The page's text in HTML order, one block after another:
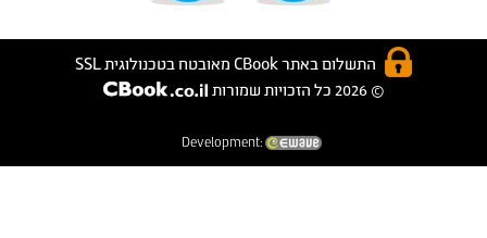
התשלום באתר CBook מאובטח בטכנולוגית SSL
© 2026 כל הזכויות שמורות
Development: